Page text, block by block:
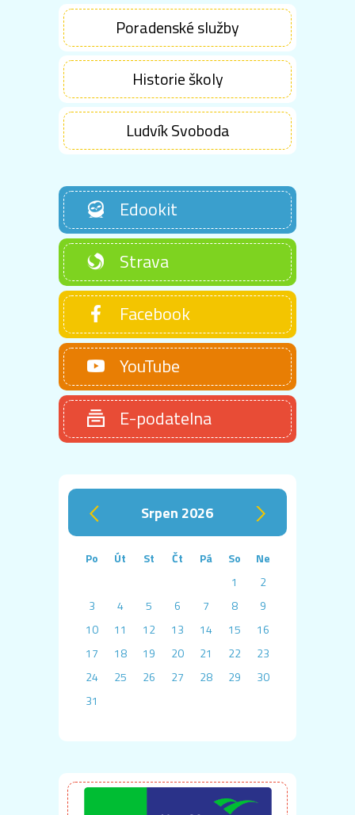
Poradenské služby
Historie školy
Ludvík Svoboda
Edookit
Strava
Facebook
YouTube
E-podatelna
‹ srpen 2026 ›
Po Út St Čt Pá So
Ne
1
2
3
4 5 6 7 8
9
10
11 12 13 14 15
16
17
18 19 20 21 22
23
24
25 26 27 28 29
30
31